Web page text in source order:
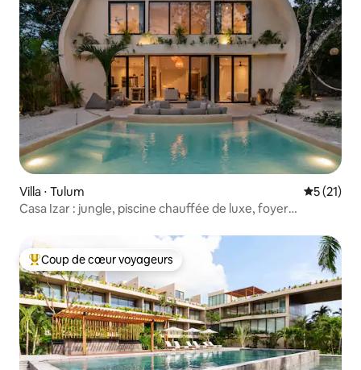
Villa ⋅ Tulum
5 (21)
Casa Izar : jungle, piscine chauffée de luxe, foyer
Coups de cœur voyageurs les plus appréciés
Coup de cœur voyageurs